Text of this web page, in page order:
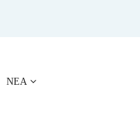
ΝΕΑ